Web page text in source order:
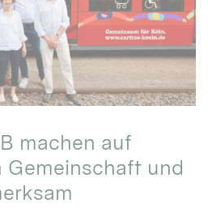
machen auf
Gemeinschaft und